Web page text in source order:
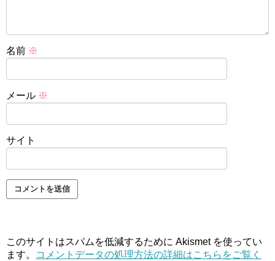
名前 ※
メール ※
サイト
このサイトはスパムを低減するために Akismet を使ってい
ます。
コメントデータの処理方法の詳細はこちらをご覧く